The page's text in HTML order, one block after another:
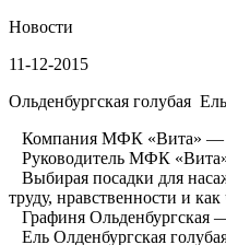
Новости
11-12-2015
Ольденбургская голубая Ель
Компания МФК «Вита» —
Руководитель МФК «Вита»
Выбирая посадки для
труду, нравственности и
Графиня Ольденбургская
Ель Олденбургская